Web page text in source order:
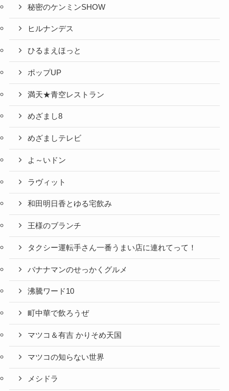
秘密のケンミンSHOW
ヒルナンデス
ひるまえほっと
ポップUP
満天★青空レストラン
めざまし8
めざましテレビ
よ～いドン
ラヴィット
和田明日香とゆる宅飲み
王様のブランチ
タクシー運転手さん一番うまい店に連れてって！
バナナマンのせっかくグルメ
沸騰ワード10
町中華で飲ろうぜ
マツコ＆有吉 かりそめ天国
マツコの知らない世界
メシドラ